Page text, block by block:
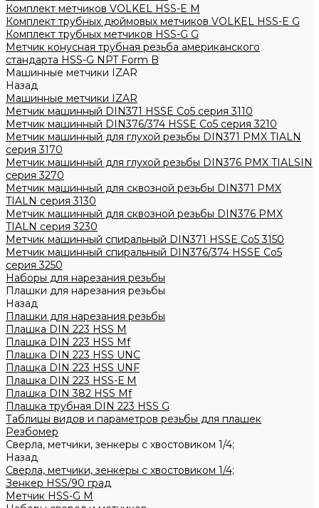
Комплект метчиков VOLKEL HSS-E M
Комплект трубных дюймовых метчиков VOLKEL HSS-E G
Комплект трубных метчиков HSS-G G
Метчик конусная трубная резьба американского
стандарта HSS-G NPT Form B
Машинные метчики IZAR
Назад
Машинные метчики IZAR
Метчик машинный DIN371 HSSE Co5 серия 3110
Метчик машинный DIN376/374 HSSE Co5 серия 3210
Метчик машинный для глухой резьбы DIN371 PMX TIALN
серия 3170
Метчик машинный для глухой резьбы DIN376 PMX TIALSIN
серия 3270
Метчик машинный для сквозной резьбы DIN371 PMX
TIALN серия 3130
Метчик машинный для сквозной резьбы DIN376 PMX
TIALN серия 3230
Метчик машинный спиральный DIN371 HSSE Co5 3150
Метчик машинный спиральный DIN376/374 HSSE Co5
серия 3250
Наборы для нарезания резьбы
Плашки для нарезания резьбы
Назад
Плашки для нарезания резьбы
Плашка DIN 223 HSS M
Плашка DIN 223 HSS Mf
Плашка DIN 223 HSS UNC
Плашка DIN 223 HSS UNF
Плашка DIN 223 HSS-Е M
Плашка DIN 382 HSS Mf
Плашка трубная DIN 223 HSS G
Таблицы видов и параметров резьбы для плашек
Резбомер
Сверла, метчики, зенкеры с хвостовиком 1/4;
Назад
Сверла, метчики, зенкеры с хвостовиком 1/4;
Зенкер HSS/90 град
Метчик HSS-G М